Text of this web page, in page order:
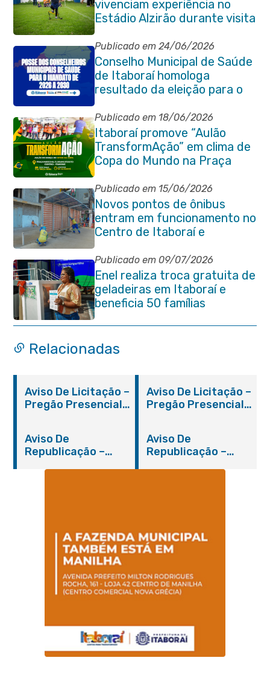
vivenciam experiência no
Estádio Alzirão durante visita
pedagógica
Publicado em 24/06/2026
Conselho Municipal de Saúde
de Itaboraí homologa
resultado da eleição para o
quadriênio 2026–2030
Publicado em 18/06/2026
Itaboraí promove “Aulão
TransformAção” em clima de
Copa do Mundo na Praça
Marechal Floriano Peixoto
Publicado em 15/06/2026
Novos pontos de ônibus
entram em funcionamento no
Centro de Itaboraí e
garantem mais conforto à
população
Publicado em 09/07/2026
Enel realiza troca gratuita de
geladeiras em Itaboraí e
beneficia 50 famílias
Relacionadas
Aviso De Licitação –
Pregão Presencial
Aviso De Licitação –
Pregão Presencial
Aviso De
Republicação –
Aviso De
Republicação –